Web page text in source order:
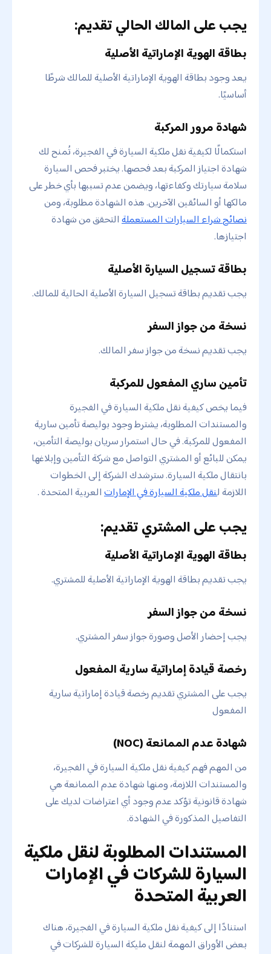
يجب على المالك الحالي تقديم:
بطاقة الهوية الإماراتية الأصلية
يعد وجود بطاقة الهوية الإماراتية الأصلية للمالك شرطًا
أساسيًا.
شهادة مرور المركبة
استكمالًا لكيفية نقل ملكية السيارة في الفجيرة، تُمنح لك
شهادة اجتياز المركبة بعد فحصها. يختبر فحص السيارة
سلامة سيارتك وكفاءتها، ويضمن عدم تسببها بأي خطر على
مالكها أو السائقين الآخرين. هذه الشهادة مطلوبة، ومن
نصائح شراء السيارات المستعملةالتحقق من شهادة
اجتيازها.
بطاقة تسجيل السيارة الأصلية
يجب تقديم بطاقة تسجيل السيارة الأصلية الحالية للمالك.
نسخة من جواز السفر
يجب تقديم نسخة من جواز سفر المالك.
تأمين ساري المفعول للمركبة
فيما يخص كيفية نقل ملكية السيارة في الفجيرة
والمستندات المطلوبة، يشترط وجود بوليصة تأمين سارية
المفعول للمركبة. في حال استمرار سريان بوليصة التأمين،
يمكن للبائع أو المشتري التواصل مع شركة التأمين وإبلاغها
بانتقال ملكية السيارة. سترشدك الشركة إلى الخطوات
اللازمة لنقل ملكية السيارة في الإماراتالعربية المتحدة .
يجب على المشتري تقديم:
بطاقة الهوية الإماراتية الأصلية
يجب تقديم بطاقة الهوية الإماراتية الأصلية للمشتري.
نسخة من جواز السفر
يجب إحضار الأصل وصورة جواز سفر المشتري.
رخصة قيادة إماراتية سارية المفعول
يجب على المشتري تقديم رخصة قيادة إماراتية سارية
المفعول
شهادة عدم الممانعة (NOC)
من المهم فهم كيفية نقل ملكية السيارة في الفجيرة،
والمستندات اللازمة، ومنها شهادة عدم الممانعة هي
شهادة قانونية تؤكد عدم وجود أي اعتراضات لديك على
التفاصيل المذكورة في الشهادة.
المستندات المطلوبة لنقل ملكية
السيارة للشركات في الإمارات
العربية المتحدة
استنادًا إلى كيفية نقل ملكية السيارة في الفجيرة، هناك
بعض الأوراق المهمة لنقل مليكة السيارة للشركات في